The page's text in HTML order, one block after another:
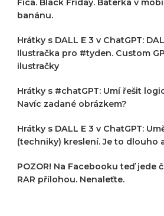
Fica. Black Friday. Baterka v
banánu.
Hrátky s DALL E 3 v ChatGPT:
Ilustračka pro #tyden. Custom
ilustračky
Hrátky s #chatGPT: Umí řešit
Navíc zadané obrázkem?
Hrátky s DALL E 3 v ChatGPT:
(techniky) kreslení. Je to dlouho
POZOR! Na Facebooku teď jede
RAR přílohou. Nenaleťte.